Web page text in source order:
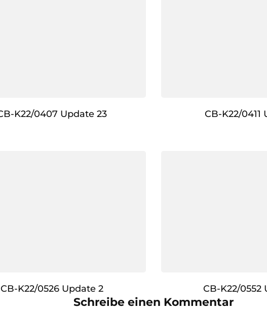
K22/0407 Update 23 CB-K22/0411
CB-K22/0526 Update 2 CB-K22/0552
Schreibe einen Kommentar